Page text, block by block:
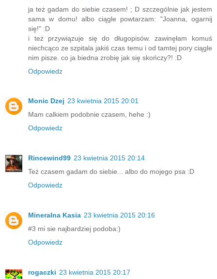
ja też gadam do siebie czasem! ; D szczególnie jak jestem
sama w domu! albo ciągle powtarzam: "Joanna, ogarnij
się!" :D
i też przywiązuje się do długopisów. zawinęłam komuś
niechcąco ze szpitala jakiś czas temu i od tamtej pory ciągle
nim pisze. co ja biedna zrobię jak się skończy?! :D
Odpowiedz
Monic Dzej 23 kwietnia 2015 20:01
Mam calkiem podobnie czasem, hehe :)
Odpowiedz
Rincewind99 23 kwietnia 2015 20:14
Też czasem gadam do siebie... albo do mojego psa :D
Odpowiedz
Mineralna Kasia 23 kwietnia 2015 20:16
#3 mi sie najbardziej podoba:)
Odpowiedz
rogaczki 23 kwietnia 2015 20:17